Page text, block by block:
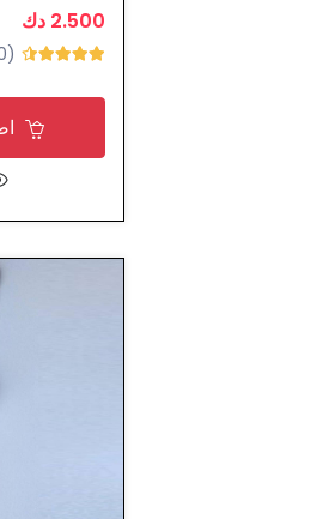
2.500 دك
(50)